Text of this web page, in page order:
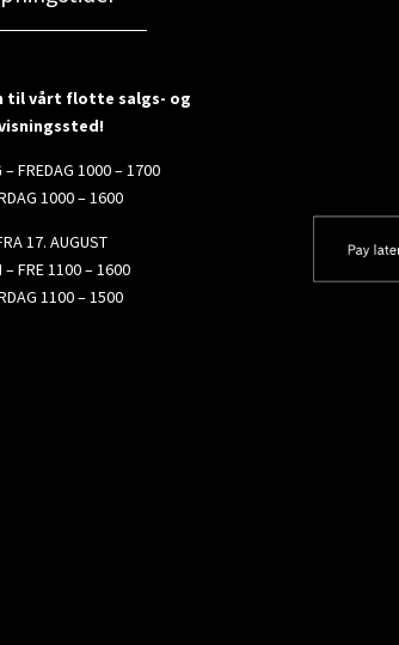
til vårt flotte salgs- og
– FREDAG 1000 – 1700
1000 – 1600
17. AUGUST
– FRE 1100 – 1600
1100 – 1500